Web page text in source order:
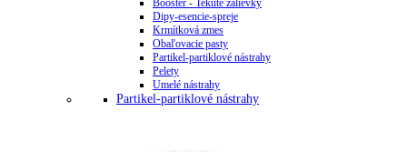
Booster - Tekuté zálievky
Dipy-esencie-spreje
Krmítková zmes
Obaľovacie pasty
Partikel-partiklové nástrahy
Pelety
Umelé nástrahy
Partikel-partiklové nástrahy